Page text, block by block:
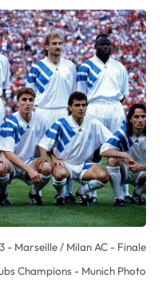
- Marseille / Milan AC - Finale
Champions - Munich Photo